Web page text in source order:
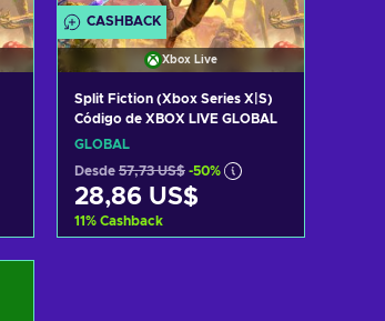
CASHBACK
Xbox Live
Split Fiction (Xbox Series X|S)
Código de XBOX LIVE GLOBAL
GLOBAL
Desde 57,73 US$ -50%
28,86 US$
11% Cashback